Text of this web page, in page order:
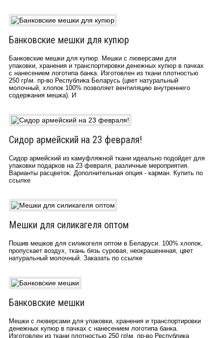
Банковские мешки для купюр
Банковские мешки для купюр. Мешки с люверсами для
упаковки, хранения и транспортировки денежных купюр в пачках
с нанесением логотипа банка. Изготовлен из ткани плотностью
250 гр\м. пр-во Республика Беларусь (цвет натуральный
молочный, хлопок 100% позволяет вентиляцию внутреннего
содержания мешка). И
Сидор армейский на 23 февраля!
Сидор армейский из камуфляжной ткани идеально подойдет для
упаковки подарков на 23 февраля, различные мероприятия.
Варианты расцветок. Дополнительная опция - карман. Купить по
ссылке
Мешки для силикагеля оптом
Пошив мешков для силикогеля оптом в Беларуси. 100% хлопок,
пропускает воздух, ткань бязь суровая, неокрашеннная, цвет
натуральный молочный. Заказать по ссылке
Банковские мешки
Мешки с люверсами для упаковки, хранения и транспортировки
денежных купюр в пачках с нанесением логотипа банка.
Изготовлен из ткани плотностью 250 гр\м. пр-во Республика